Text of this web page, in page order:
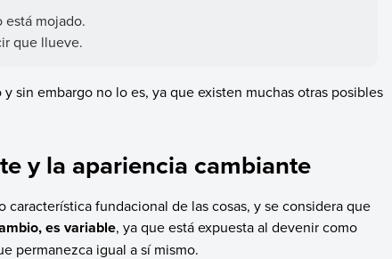
mojado.
que llueve.
sin embargo no lo es, ya que existen muchas otras posibles
y la apariencia cambiante
característica fundacional de las cosas, y se considera que
es variable, ya que está expuesta al devenir como
permanezca igual a sí mismo.